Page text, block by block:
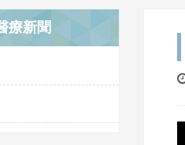
療新聞